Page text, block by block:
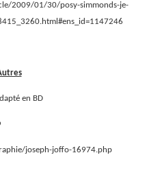
2009/01/30/posy-simmonds-je-
en BD
joseph-joffo-16974.php